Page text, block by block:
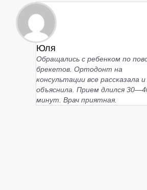
Юля
Обращались с ребенком по
брекетов. Ортодонт на
консультации все рассказала и
объяснила. Прием длился
минут. Врач приятная.